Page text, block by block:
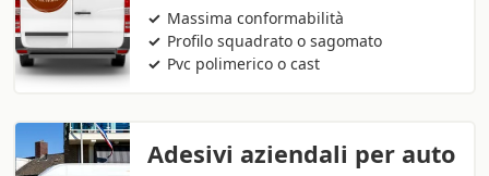
Massima conformabilità
Profilo squadrato o sagomato
Pvc polimerico o cast
Adesivi aziendali per auto